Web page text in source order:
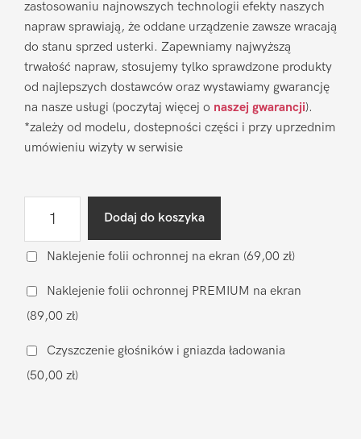
zastosowaniu najnowszych technologii efekty naszych
napraw sprawiają, że oddane urządzenie zawsze wracają
do stanu sprzed usterki. Zapewniamy najwyższą
trwałość napraw, stosujemy tylko sprawdzone produkty
od najlepszych dostawców oraz wystawiamy gwarancję
na nasze usługi (poczytaj więcej o naszej gwarancji).
*zależy od modelu, dostepności części i przy uprzednim
umówieniu wizyty w serwisie
baterii
zamiennik
Apple
iPhone
14
Dodaj do koszyka
Naklejenie folii ochronnej na ekran (69,00 zł)
Naklejenie folii ochronnej PREMIUM na ekran
(89,00 zł)
Czyszczenie głośników i gniazda ładowania
(50,00 zł)